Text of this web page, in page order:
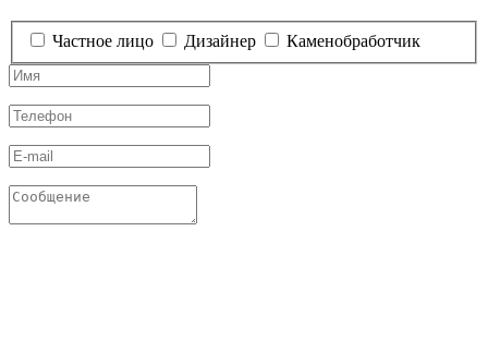
Частное лицо Дизайнер Каменобработчик